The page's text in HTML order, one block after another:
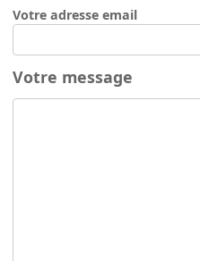
Votre adresse email
Votre message